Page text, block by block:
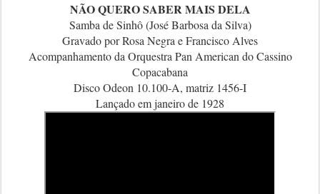
NÃO QUERO SABER MAIS DELA
Samba de Sinhô (José Barbosa da Silva)
Gravado por Rosa Negra e Francisco Alves
Acompanhamento da Orquestra Pan American do Cassino
Copacabana
Disco Odeon 10.100-A, matriz 1456-I
Lançado em janeiro de 1928